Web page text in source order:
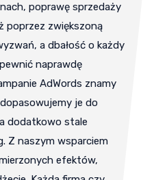
poprawę sprzedaży
poprzez zwiększoną
a dbałość o każdy
naprawdę
AdWords znamy
je do
dodatkowo stale
Z naszym wsparciem
efektów,